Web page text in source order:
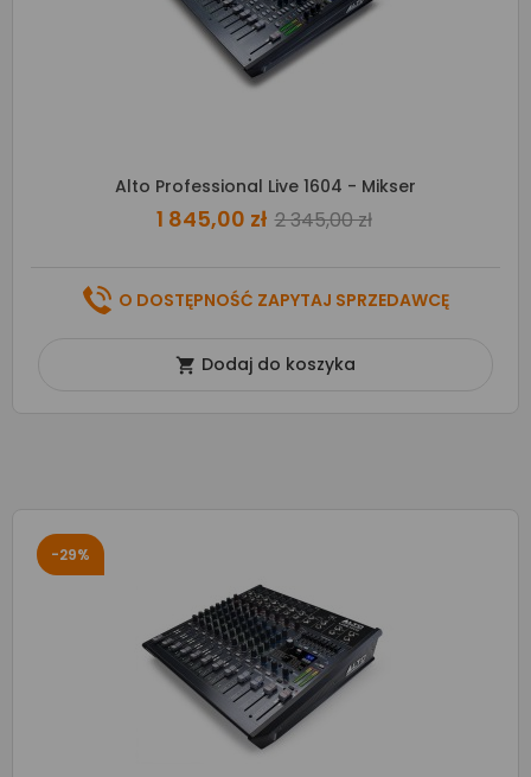
Alto Professional Live 1604 - Mikser
1 845,00 zł 2 345,00 zł
O DOSTĘPNOŚĆ ZAPYTAJ SPRZEDAWCĘ
 Dodaj do koszyka
-29%